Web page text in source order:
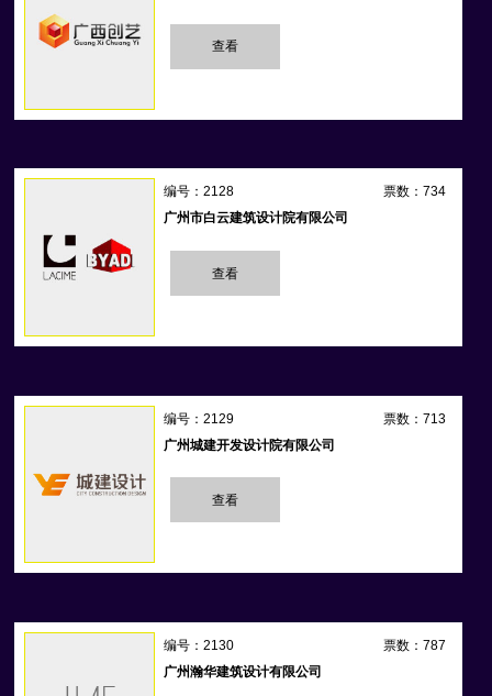
查看
票数：734
编号：2128
广州市白云建筑设计院有限公司
查看
票数：713
编号：2129
广州城建开发设计院有限公司
查看
票数：787
编号：2130
广州瀚华建筑设计有限公司